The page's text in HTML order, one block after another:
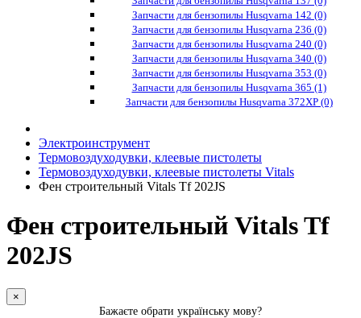
Запчасти для бензопилы Husqvarna 142 (0)
Запчасти для бензопилы Husqvarna 236 (0)
Запчасти для бензопилы Husqvarna 240 (0)
Запчасти для бензопилы Husqvarna 340 (0)
Запчасти для бензопилы Husqvarna 353 (0)
Запчасти для бензопилы Husqvarna 365 (1)
Запчасти для бензопилы Husqvarna 372XP (0)
Электроинструмент
Термовоздуходувки, клеевые пистолеты
Термовоздуходувки, клеевые пистолеты Vitals
Фен строительный Vitals Tf 202JS
Фен строительный Vitals Tf
202JS
×
Бажаєте обрати українську мову?